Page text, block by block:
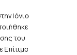
Ιόνιο
του